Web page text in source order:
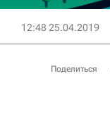
12:48 25.04.2019
Поделиться